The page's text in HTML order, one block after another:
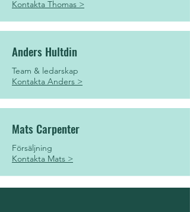
Kontakta Thomas >
Anders Hultdin
Team & ledarskap
Kontakta Anders >
Mats Carpenter
Försäljning
Kontakta Mats >